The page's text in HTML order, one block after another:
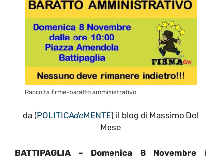
Raccolta firme-baratto amministrativo
da (POLITICAdeMENTE) il blog di Massimo Del
Mese
BATTIPAGLIA – Domenica 8 Novembre i